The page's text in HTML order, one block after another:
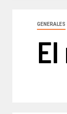
GENERALES